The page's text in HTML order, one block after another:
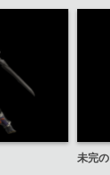
未完